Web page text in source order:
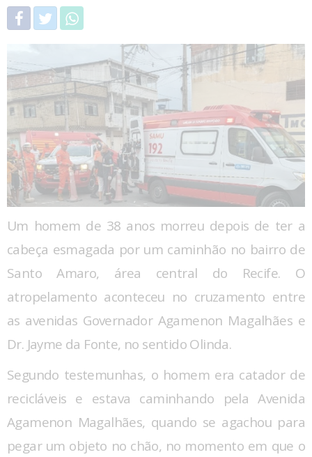
Um homem de 38 anos morreu depois de ter a
cabeça esmagada por um caminhão no bairro de
Santo Amaro, área central do Recife. O
atropelamento aconteceu no cruzamento entre
as avenidas Governador Agamenon Magalhães e
Dr. Jayme da Fonte, no sentido Olinda.
Segundo testemunhas, o homem era catador de
recicláveis e estava caminhando pela Avenida
Agamenon Magalhães, quando se agachou para
pegar um objeto no chão, no momento em que o